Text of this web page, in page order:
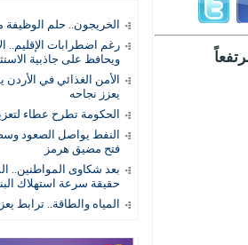
الخريجون.. حلم الوظيفة
رغم اضطرابات الإقليم..
ويحافظ على جاذبية
الأمن الغذائي في
يعزز نجاحه
الحكومة تطرح عطاء
النفط يواصل الصعود
فتح مضيق هرمز
بعد شكاوى المواطنين..
حقيقة سرعة استهلاك
المياه والطاقة.. ترابط